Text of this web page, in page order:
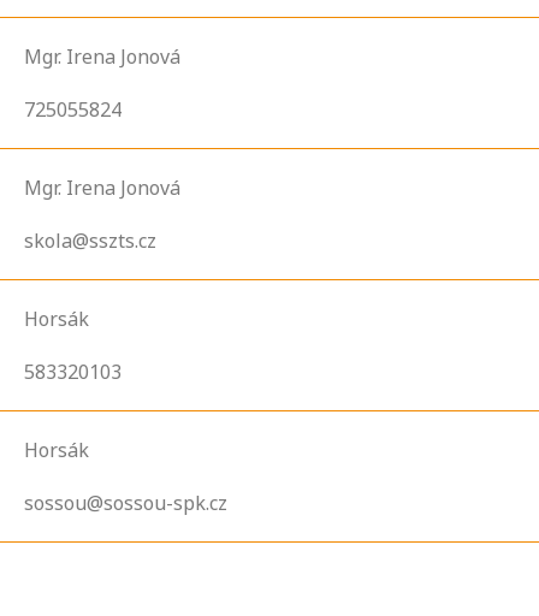
Mgr. Irena Jonová
725055824
Mgr. Irena Jonová
skola@sszts.cz
Horsák
583320103
Horsák
sossou@sossou-spk.cz